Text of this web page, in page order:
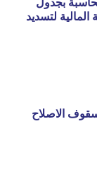
بجدول
لتسديد
الاصلاح